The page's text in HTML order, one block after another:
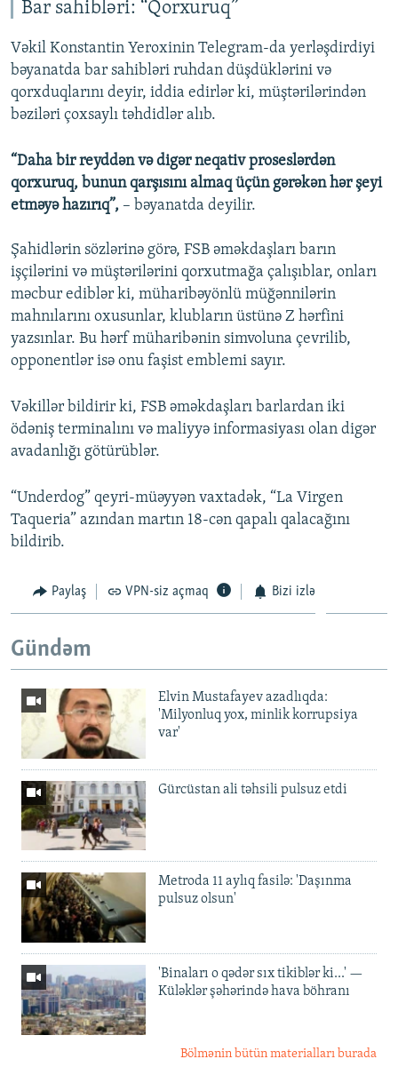
Bar sahibləri: “Qorxuruq”
Vəkil Konstantin Yeroxinin Telegram-da yerləşdirdiyi
bəyanatda bar sahibləri ruhdan düşdüklərini və
qorxduqlarını deyir, iddia edirlər ki, müştərilərindən
bəziləri çoxsaylı təhdidlər alıb.
“Daha bir reyddən və digər neqativ proseslərdən
qorxuruq, bunun qarşısını almaq üçün gərəkən hər şeyi
etməyə hazırıq”, – bəyanatda deyilir.
Şahidlərin sözlərinə görə, FSB əməkdaşları barın
işçilərini və müştərilərini qorxutmağa çalışıblar, onları
məcbur ediblər ki, müharibəyönlü müğənnilərin
mahnılarını oxusunlar, klubların üstünə Z hərfini
yazsınlar. Bu hərf müharibənin simvoluna çevrilib,
opponentlər isə onu faşist emblemi sayır.
Vəkillər bildirir ki, FSB əməkdaşları barlardan iki
ödəniş terminalını və maliyyə informasiyası olan digər
avadanlığı götürüblər.
“Underdog” qeyri-müəyyən vaxtadək, “La Virgen
Taqueria” azından martın 18-cən qapalı qalacağını
bildirib.
Paylaş VPN-siz açmaq Bizi izlə
Gündəm
Elvin Mustafayev azadlıqda:
'Milyonluq yox, minlik korrupsiya
var'
Gürcüstan ali təhsili pulsuz etdi
Metroda 11 aylıq fasilə: 'Daşınma
pulsuz olsun'
'Binaları o qədər sıx tikiblər ki...' —
Küləklər şəhərində hava böhranı
Bölmənin bütün materialları burada